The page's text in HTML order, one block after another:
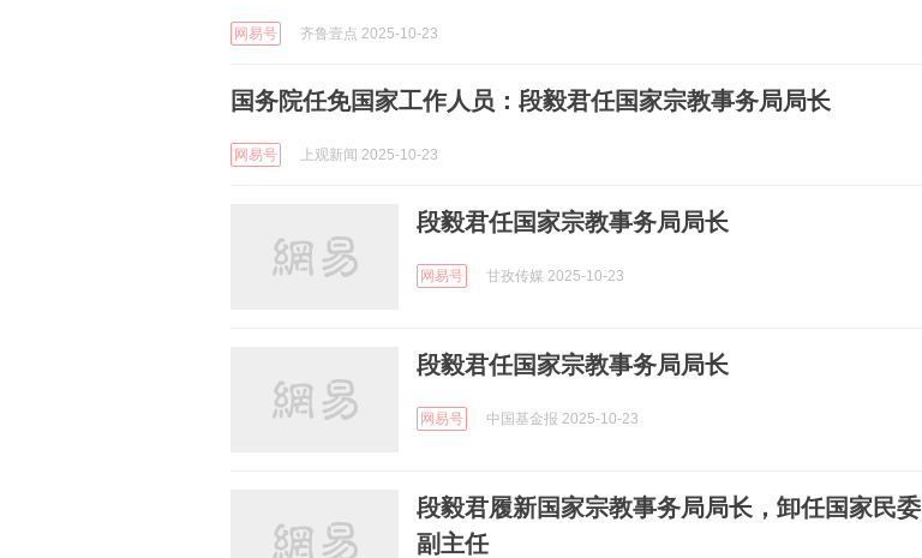
网易号 齐鲁壹点 2025-10-23
国务院任免国家工作人员：段毅君任国家宗教事务局局长
网易号 上观新闻 2025-10-23
段毅君任国家宗教事务局局长
网易号 甘孜传媒 2025-10-23
段毅君任国家宗教事务局局长
网易号 中国基金报 2025-10-23
段毅君履新国家宗教事务局局长，卸任国家民委
副主任